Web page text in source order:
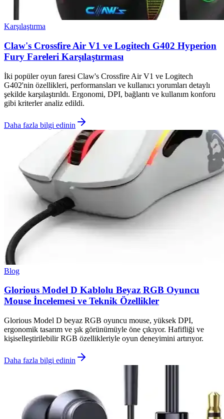
Karşılaştırma
Claw's Crossfire Air V1 ve Logitech G402 Hyperion
Fury Fareleri Karşılaştırması
İki popüler oyun faresi Claw's Crossfire Air V1 ve Logitech
G402'nin özellikleri, performansları ve kullanıcı yorumları detaylı
şekilde karşılaştırıldı. Ergonomi, DPI, bağlantı ve kullanım konforu
gibi kriterler analiz edildi.
Daha fazla bilgi edinin
Blog
Glorious Model D Kablolu Beyaz RGB Oyuncu
Mouse İncelemesi ve Teknik Özellikler
Glorious Model D beyaz RGB oyuncu mouse, yüksek DPI,
ergonomik tasarım ve şık görünümüyle öne çıkıyor. Hafifliği ve
kişiselleştirilebilir RGB özellikleriyle oyun deneyimini artırıyor.
Daha fazla bilgi edinin